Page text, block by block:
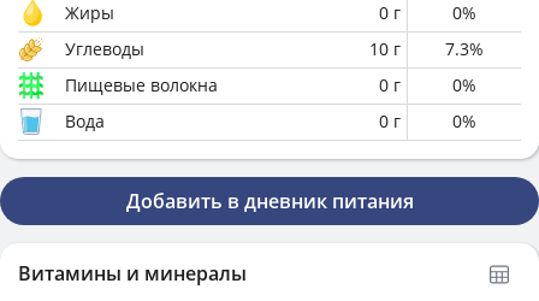
Жиры
0 г 0%
Углеводы
10 г 7.3%
Пищевые волокна
0 г 0%
Вода
0 г 0%
Добавить в дневник питания
Витамины и минералы